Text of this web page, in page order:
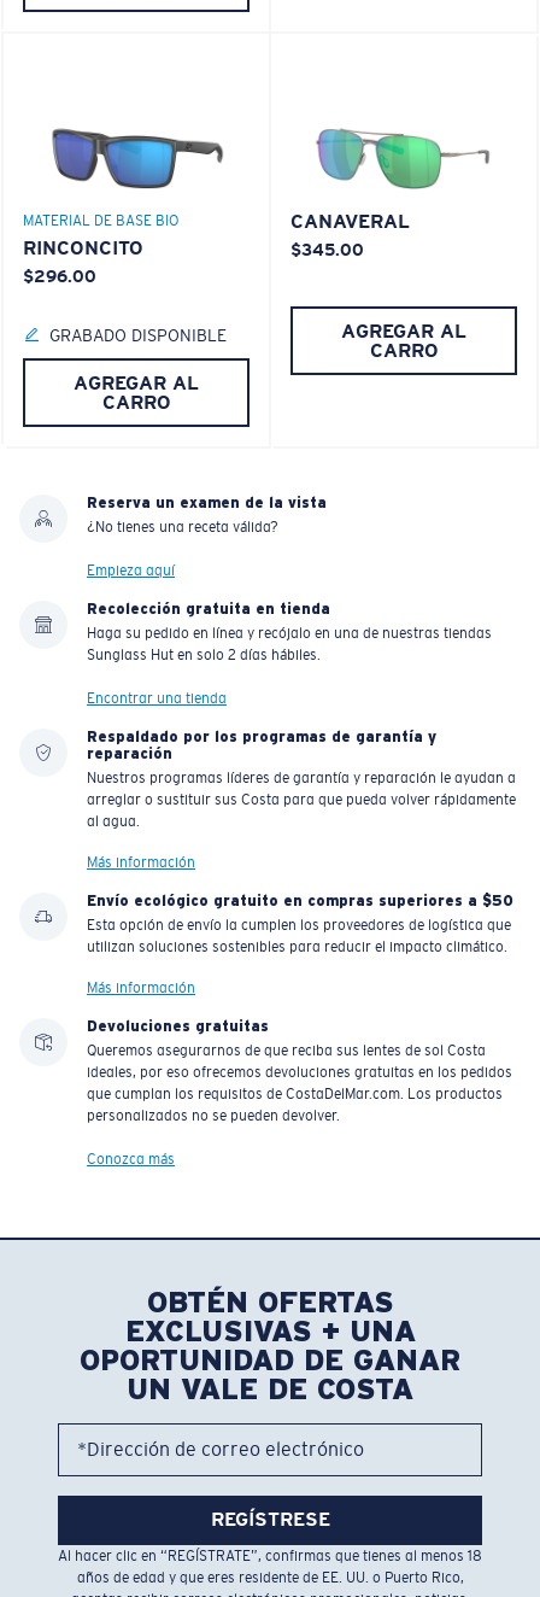
MATERIAL DE BASE BIO
RINCONCITO
$296.00
GRABADO DISPONIBLE
AGREGAR AL
CARRO
CANAVERAL
$345.00
AGREGAR AL
CARRO
Reserva un examen de la vista
¿No tienes una receta válida?
Empieza aquí
Recolección gratuita en tienda
Haga su pedido en línea y recójalo en una de nuestras tiendas
Sunglass Hut en solo 2 días hábiles.
Encontrar una tienda
Respaldado por los programas de garantía y
reparación
Nuestros programas líderes de garantía y reparación le ayudan a
arreglar o sustituir sus Costa para que pueda volver rápidamente
al agua.
Más información
Envío ecológico gratuito en compras superiores a $50
Esta opción de envío la cumplen los proveedores de logística que
utilizan soluciones sostenibles para reducir el impacto climático.
Más información
Devoluciones gratuitas
Queremos asegurarnos de que reciba sus lentes de sol Costa
ideales, por eso ofrecemos devoluciones gratuitas en los pedidos
que cumplan los requisitos de CostaDelMar.com. Los productos
personalizados no se pueden devolver.
Conozca más
OBTÉN OFERTAS
EXCLUSIVAS + UNA
OPORTUNIDAD DE GANAR
UN VALE DE COSTA
*Dirección de correo electrónico
REGÍSTRESE
Al hacer clic en “REGÍSTRATE”, confirmas que tienes al menos 18
años de edad y que eres residente de EE. UU. o Puerto Rico,